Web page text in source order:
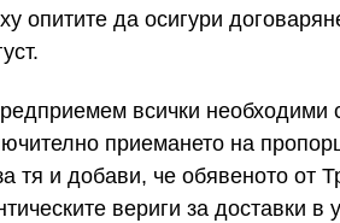
опитите да осигури
всички необходими
приемането на
тя и добави, че обявеното от
вериги за доставки в